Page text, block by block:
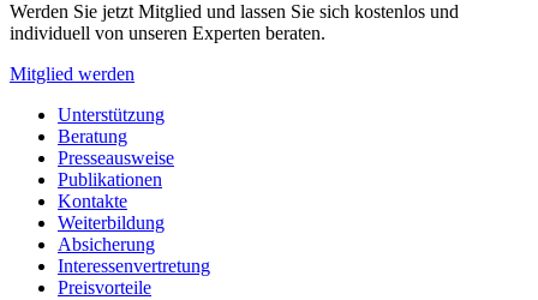
Werden Sie jetzt Mitglied und lassen Sie sich kostenlos und
individuell von unseren Experten beraten.
Mitglied werden
Unterstützung
Beratung
Presseausweise
Publikationen
Kontakte
Weiterbildung
Absicherung
Interessenvertretung
Preisvorteile